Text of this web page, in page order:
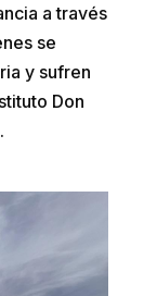
a través
se
y sufren
Don